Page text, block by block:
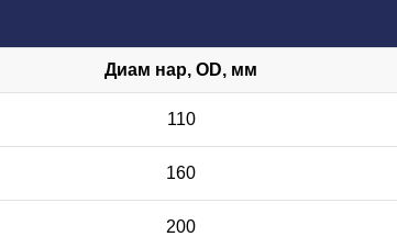
Диам нар, OD, мм
110
160
200